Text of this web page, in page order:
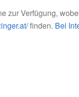
zur Verfügung,
finden. Bei